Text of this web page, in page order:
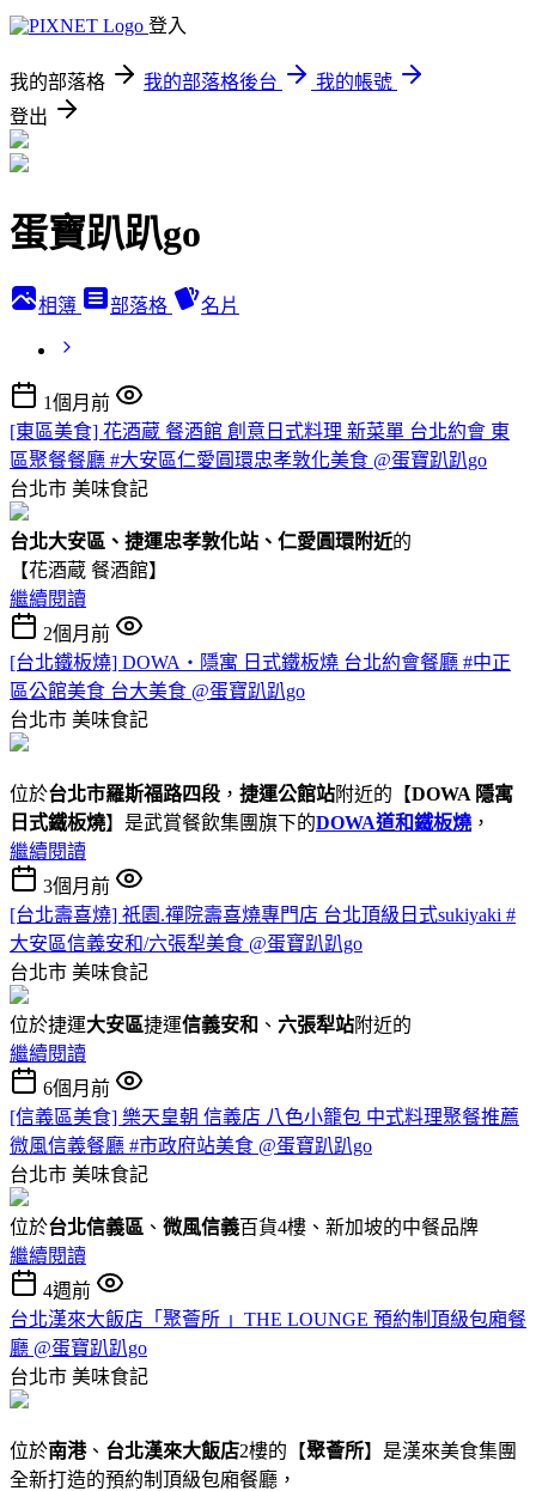
登入
我的部落格 我的部落格後台
我的帳號
登出
蛋寶趴趴go
相簿 部落格 名片
1個月前
[東區美食] 花酒蔵 餐酒館 創意日式料理 新菜單 台北約會 東
區聚餐餐廳 #大安區仁愛圓環忠孝敦化美食 @蛋寶趴趴go
台北市 美味食記
台北大安區、捷運忠孝敦化站、仁愛圓環附近的
【花酒蔵 餐酒館】
繼續閱讀
2個月前
[台北鐵板燒] DOWA・隱寓 日式鐵板燒 台北約會餐廳 #中正
區公館美食 台大美食 @蛋寶趴趴go
台北市 美味食記
位於台北市羅斯福路四段 ， 捷運公館站附近的【DOWA 隱寓
日式鐵板燒】是武賞餐飲集團旗下的DOWA道和鐵板燒 ，
繼續閱讀
3個月前
[台北壽喜燒] 祇園.禪院壽喜燒專門店 台北頂級日式sukiyaki #
大安區信義安和/六張犁美食 @蛋寶趴趴go
台北市 美味食記
位於捷運大安區捷運信義安和 、 六張犁站附近的
繼續閱讀
6個月前
[信義區美食] 樂天皇朝 信義店 八色小籠包 中式料理聚餐推薦
微風信義餐廳 #市政府站美食 @蛋寶趴趴go
台北市 美味食記
位於台北信義區 、 微風信義百貨4樓、新加坡的中餐品牌
繼續閱讀
4週前
台北漢來大飯店「聚薈所 」THE LOUNGE 預約制頂級包廂餐
廳 @蛋寶趴趴go
台北市 美味食記
位於南港、 台北漢來大飯店2樓的【聚薈所】是漢來美食集團
全新打造的預約制頂級包廂餐廳，